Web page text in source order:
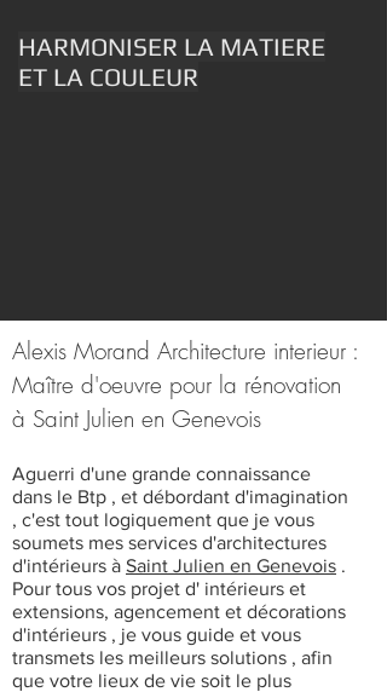
HARMONISER LA MATIERE
ET LA COULEUR
Alexis Morand Architecture interieur :
Maître d'oeuvre pour la rénovation
à Saint Julien en Genevois
Aguerri d'une grande connaissance
dans le Btp , et débordant d'imagination
, c'est tout logiquement que je vous
soumets mes services d'architectures
d'intérieurs à Saint Julien en Genevois .
Pour tous vos projet d' intérieurs et
extensions, agencement et décorations
d'intérieurs , je vous guide et vous
transmets les meilleurs solutions , afin
que votre lieux de vie soit le plus